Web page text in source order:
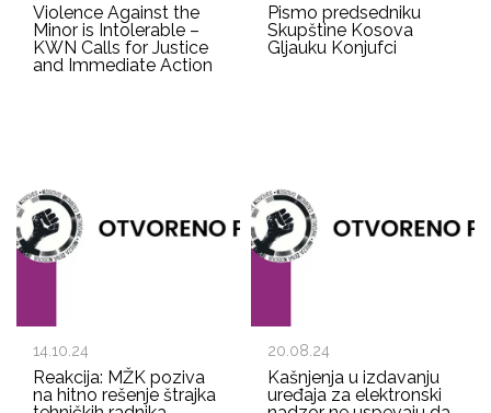
Violence Against the
Minor is Intolerable –
KWN Calls for Justice
and Immediate Action
Pismo predsedniku
Skupštine Kosova
Gljauku Konjufci
14.10.24
Reakcija: MŽK poziva
na hitno rešenje štrajka
20.08.24
Kašnjenja u izdavanju
uređaja za elektronski